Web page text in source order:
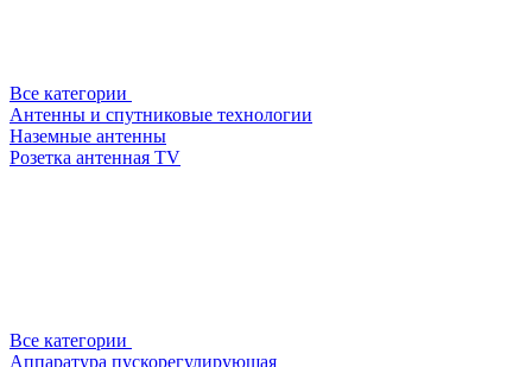
Все категории
Антенны и спутниковые технологии
Наземные антенны
Розетка антенная TV
Все категории
Аппаратура пускорегулирующая